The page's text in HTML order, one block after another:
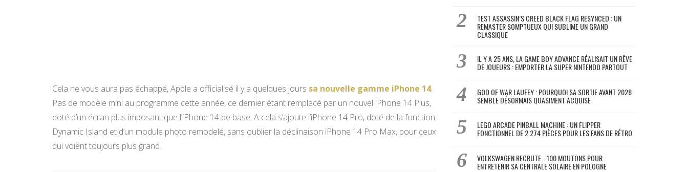
Cela ne vous aura pas échappé, Apple a officialisé il y a quelques jours sa nouvelle gamme iPhone 14.
Pas de modèle mini au programme cette année, ce dernier étant remplacé par un nouvel iPhone 14 Plus,
doté d’un écran plus imposant que l’iPhone 14 de base. A cela s’ajoute l’iPhone 14 Pro, doté de la fonction
Dynamic Island et d’un module photo remodelé, sans oublier la déclinaison iPhone 14 Pro Max, pour ceux
qui voient toujours plus grand.
TEST ASSASSIN’S CREED BLACK FLAG RESYNCED : UN
REMASTER SOMPTUEUX QUI SUBLIME UN GRAND
CLASSIQUE
IL Y A 25 ANS, LA GAME BOY ADVANCE RÉALISAIT UN RÊVE
DE JOUEURS : EMPORTER LA SUPER NINTENDO PARTOUT
GOD OF WAR LAUFEY : POURQUOI SA SORTIE AVANT 2028
SEMBLE DÉSORMAIS QUASIMENT ACQUISE
LEGO ARCADE PINBALL MACHINE : UN FLIPPER
FONCTIONNEL DE 2 274 PIÈCES POUR LES FANS DE RÉTRO
VOLKSWAGEN RECRUTE… 100 MOUTONS POUR
ENTRETENIR SA CENTRALE SOLAIRE EN POLOGNE